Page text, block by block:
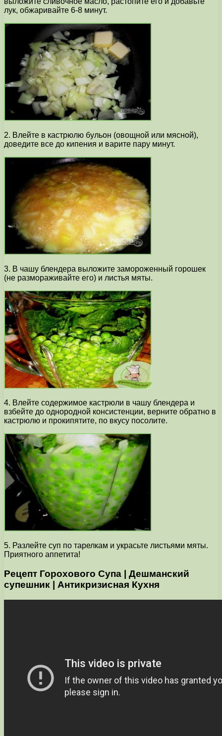
лук, обжаривайте 6-8 минут.
2. Влейте в кастрюлю бульон (овощной или мясной),
доведите все до кипения и варите пару минут.
3. В чашу блендера выложите замороженный горошек
(не размораживайте его) и листья мяты.
4. Влейте содержимое кастрюли в чашу блендера и
взбейте до однородной консистенции, верните обратно в
кастрюлю и прокипятите, по вкусу посолите.
5. Разлейте суп по тарелкам и украсьте листьями мяты.
Приятного аппетита!
Рецепт Горохового Супа | Дешманский
супешник | Антикризисная Кухня